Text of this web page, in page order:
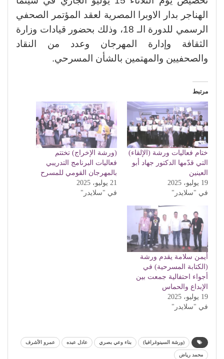
الهناجر بدار الاوبرا المصرية لعقد المؤتمر الصحفي
الرسمي للدورة الـ 18، وذلك بحضور قيادات وزارة
الثقافة وإدارة المهرجان وعدد من النقاد
والصحفيين والمهتمين بالشأن المسرحي.
مرتبط
ختام فعاليات ورشة (الإلقاء)
التي قدّمها الدكتور جهاد أبو
العينين
19 يوليو، 2025
في "سلايدر"
(ورشة الإخراج) تختتم
فعاليات البرنامج التدريبي
بالمهرجان القومي للمسرح
21 يوليو، 2025
في "سلايدر"
أيمن سلامة يقدم ورشة
(الكتابة المسرحية) في
أجواء احتفالية جمعت بين
الإبداع والحماس
19 يوليو، 2025
في "سلايدر"
(ورشة السينوغرافيا) بناء وعي بصري عادل عبده عمرو الأشرف
محمد رياض